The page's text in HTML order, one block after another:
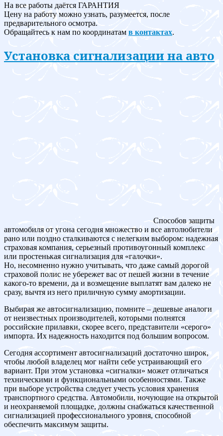
На все работы даётся ГАРАНТИЯ
Цену на работу можно узнать, разумеется, после
предварительного осмотра.
Обращайтесь к нам по координатам в контактах.
Установка сигнализации на авто
Способов защиты
автомобиля от угона сегодня множество и все автолюбители
рано или поздно сталкиваются с нелегким выбором: надежная
страховая компания, серьезный противоугонный комплекс
или простенькая сигнализация для «галочки».
Но, несомненно нужно учитывать, что даже самый дорогой
страховой полис не убережет вас от пешей жизни в течение
какого-то времени, да и возмещение выплатят вам далеко не
сразу, вычтя из него приличную сумму амортизации.
Выбирая же автосигнализацию, помните – дешевые аналоги
от неизвестных производителей, которыми полнятся
российские прилавки, скорее всего, представители «серого»
импорта. Их надежность находится под большим вопросом.
Сегодня ассортимент автосигнализаций достаточно широк,
чтобы любой владелец мог найти себе устраивающий его
вариант. При этом установка «сигналки» может отличаться
техническими и функциональными особенностями. Также
при выборе устройства следует учесть условия хранения
транспортного средства. Автомобили, ночующие на открытой
и неохраняемой площадке, должны снабжаться качественной
сигнализацией профессионального уровня, способной
обеспечить максимум защиты.